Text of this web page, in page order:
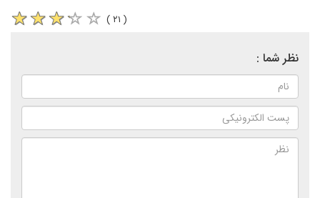
( ۲۱ )
نظر شما :